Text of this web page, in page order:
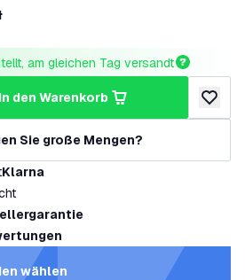
am gleichen Tag versandt
in den Warenkorb
zur
Sie große Mengen?
Klarna
wählen